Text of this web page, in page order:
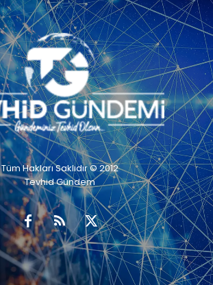
Tüm Hakları Saklıdır © 2012
Tevhid Gündem